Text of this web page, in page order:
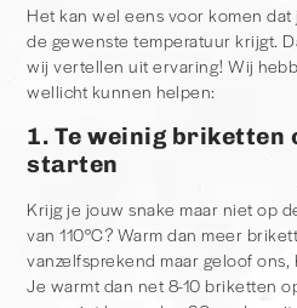
Het kan wel eens voor komen
de gewenste temperatuur krijgt.
wij vertellen uit ervaring! Wij
wellicht kunnen helpen:
1. Te weinig briketten
starten
Krijg je jouw snake maar niet op
van 110°C? Warm dan meer
vanzelfsprekend maar geloof ons,
Je warmt dan net 8-10 briketten